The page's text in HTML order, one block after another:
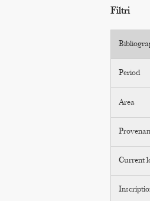
Filtri
Period
Area
Current